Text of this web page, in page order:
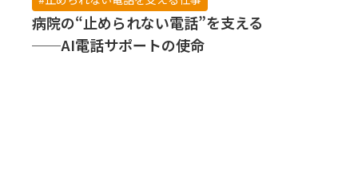
病院の“止められない電話”を支える
──AI電話サポートの使命